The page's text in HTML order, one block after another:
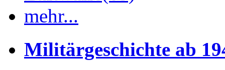
mehr...
Militärgeschichte ab